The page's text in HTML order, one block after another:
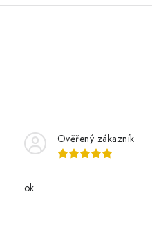
Ověřený zákazník
ok